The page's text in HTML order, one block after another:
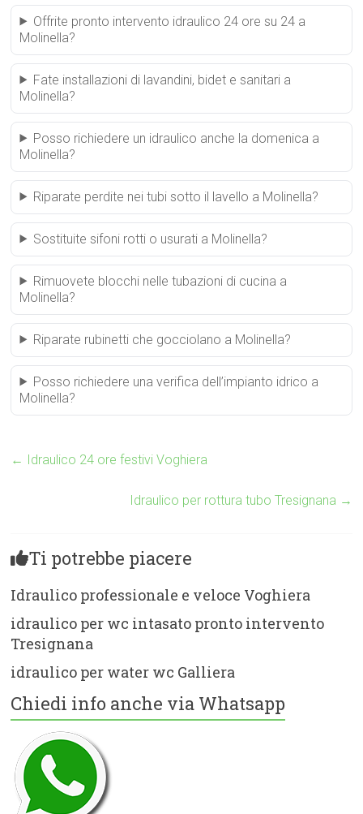
Offrite pronto intervento idraulico 24 ore su 24 a
Molinella?
Fate installazioni di lavandini, bidet e sanitari a
Molinella?
Posso richiedere un idraulico anche la domenica a
Molinella?
Riparate perdite nei tubi sotto il lavello a Molinella?
Sostituite sifoni rotti o usurati a Molinella?
Rimuovete blocchi nelle tubazioni di cucina a
Molinella?
Riparate rubinetti che gocciolano a Molinella?
Posso richiedere una verifica dell’impianto idrico a
Molinella?
← Idraulico 24 ore festivi Voghiera
Idraulico per rottura tubo Tresignana →
Ti potrebbe piacere
Idraulico professionale e veloce Voghiera
idraulico per wc intasato pronto intervento
Tresignana
idraulico per water wc Galliera
Chiedi info anche via Whatsapp